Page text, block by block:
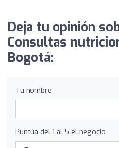
Deja tu opinión
Consultas
Bogotá:
Tu nombre
Puntúa del 1 al 5 el negocio